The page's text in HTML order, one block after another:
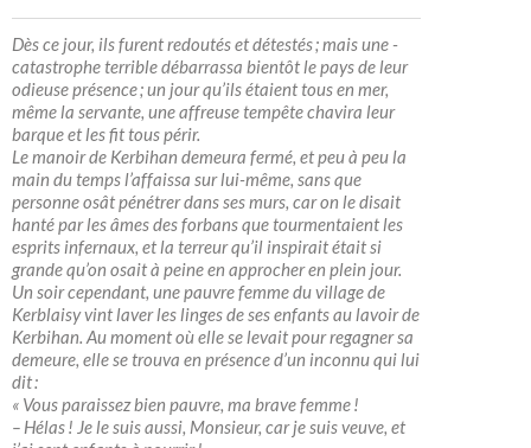
Dès ce jour, ils furent redoutés et détestés ; mais une ­
catastrophe terrible débarrassa bientôt le pays de leur
odieuse présence ; un jour qu’ils étaient tous en mer,
même la servante, une affreuse tempête chavira leur
barque et les fit tous périr.
Le manoir de Kerbihan demeura fermé, et peu à peu la
main du temps l’affaissa sur lui-même, sans que
personne osât pénétrer dans ses murs, car on le disait
hanté par les âmes des forbans que tourmentaient les
esprits infernaux, et la terreur qu’il inspirait était si
grande qu’on osait à peine en approcher en plein jour.
Un soir cependant, une pauvre femme du village de
Kerblaisy vint laver les linges de ses enfants au lavoir de
Kerbihan. Au moment où elle se levait pour regagner sa
demeure, elle se trouva en présence d’un inconnu qui lui
dit :
« Vous paraissez bien pauvre, ma brave femme !
– Hélas ! Je le suis aussi, Monsieur, car je suis veuve, et